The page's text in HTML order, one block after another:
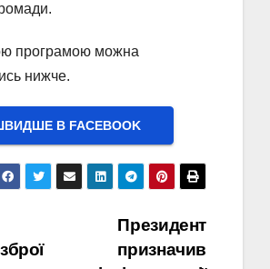
програмою можна
нижче.
В FACEBOOK
Президент
призначив